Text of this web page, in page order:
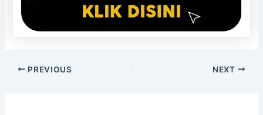
PREVIOUS NEXT